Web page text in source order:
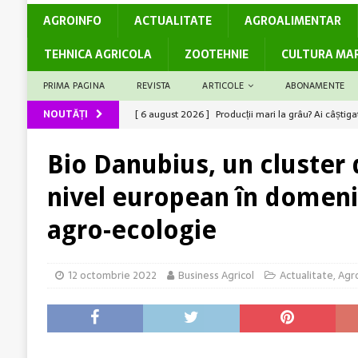
AGROINFO ACTUALITATE AGROALIMENTAR
TEHNICA AGRICOLA
ZOOTEHNIE CULTURA
PRIMA PAGINA REVISTA ARTICOLE ABONAMENTE
NOUTĂȚI [ 6 august 2026 ] Producții mari la grâu? Ai
[ 5 august 2026 ]
Cum susține genetica
[ 5 august 2026 ] Barierele administrative care
[ 7 august 2026 ]
ACTUALITATE
Bio Danubius, un cluster
nivel european în
agro-ecologie
12 octombrie 2022 Business Agricol Actualitate,